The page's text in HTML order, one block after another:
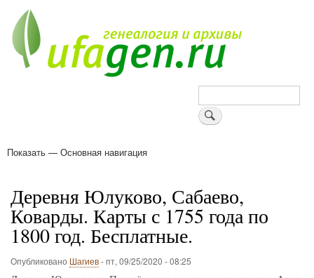
основному
содержанию
Поиск
Основная
Показать — Основная навигация
Деревня Юлуково, Сабаево,
Коварды. Карты с 1755 года по
1800 год. Бесплатные.
Опубликовано Шагиев-пт, 09/25/2020 - 08:25